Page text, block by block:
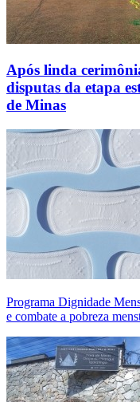
Após linda
disputas da etapa
de Minas
Programa Dignidade
e combate a pobreza